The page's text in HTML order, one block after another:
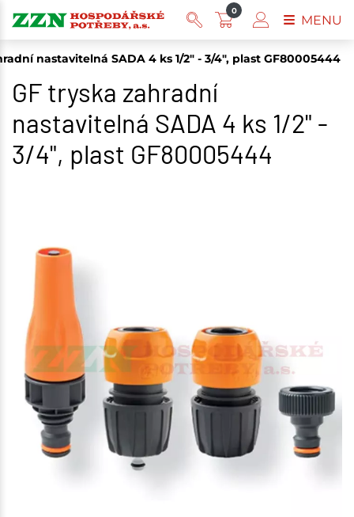
nastavitelná SADA 4 ks 1/2" - 3/4", plast GF80005444
GF tryska zahradní
nastavitelná SADA 4 ks 1/2" -
3/4", plast GF80005444
0
MENU